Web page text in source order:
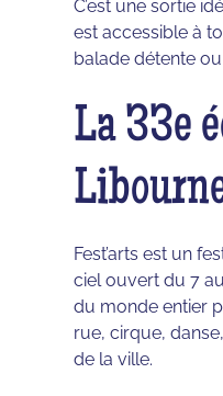
C’est une sortie
est accessible à
balade détente
La 33e
Fest’arts est un
ciel ouvert du 7
du monde entier
rue, cirque,
de la ville.